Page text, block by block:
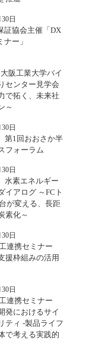
日
協会主催「DX
ー」
大阪工業大学バイ
センター見学会
で拓く、未来社
～
日
第1回おおさか半
フォーラム
日
水素エネルギー
イアログ ～FCト
が変える、長距
素化～
日
連携セミナー
援枠組みの活用
日
連携セミナー
発におけるサイ
ティ -製品ライフ
で考える実践的